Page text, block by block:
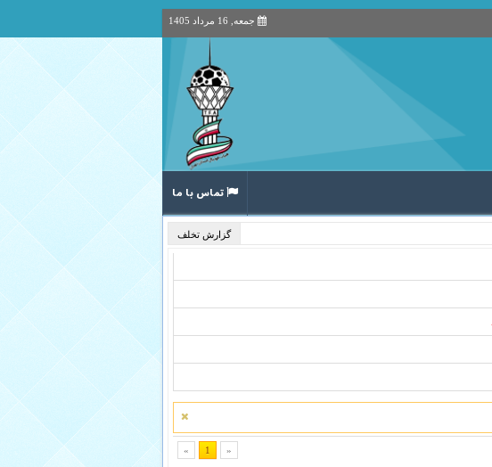
جمعه, 16 مرداد 1405
تماس با ما
گزارش تخلف
» 1 «